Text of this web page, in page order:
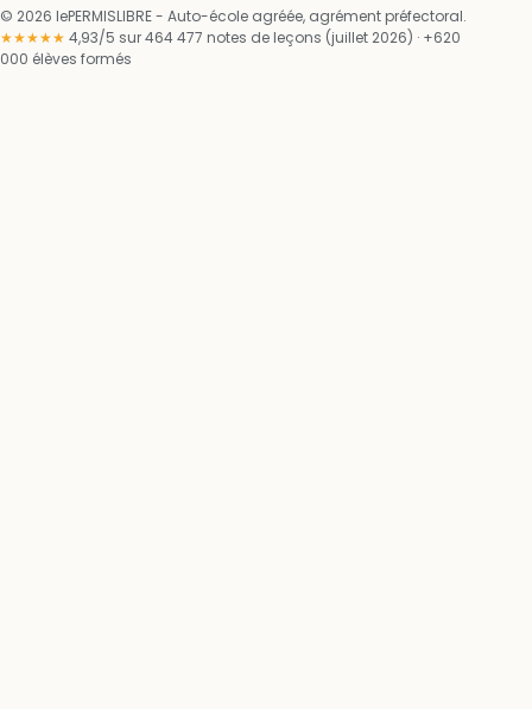
© 2026 lePERMISLIBRE - Auto-école agréée, agrément préfectoral.
★★★★★ 4,93/5 sur 464 477 notes de leçons (juillet 2026) · +620
000 élèves formés